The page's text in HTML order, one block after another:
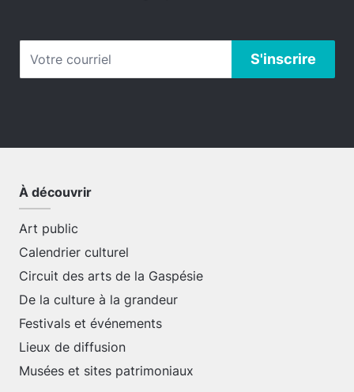
À découvrir
Art public
Calendrier culturel
Circuit des arts de la Gaspésie
De la culture à la grandeur
Festivals et événements
Lieux de diffusion
Musées et sites patrimoniaux